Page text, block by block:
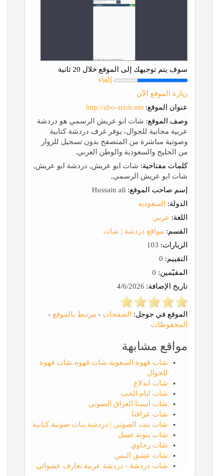
سوف يتم توجيهك إلى الموقع خلال 20 ثانية
إلغاء
زيارة الموقع الآن
عنوان الموقع: http://abo-arish.net
وصف الموقع: شات ابو عريش الرسمي هو دردشة
عربية مجانية للجوال، يوفر غرف دردشة كتابية
وصوتية مباشرة من المتصفح بدون تسجيل للزوار
من الخليج والسعودية والوطن العربي.
كلمات مفتاحية: شات ابو عريش, دردشة ابو عريش,
شات ابو عريش الرسمي,
إسم صاحب الموقع:
الدولة:
السعودية
اللغة: عربي
القسم: مواقع دردشة | شات
الزيارات:
التقييم:
المقيّمين:
تاريخ الإضافة:
الموقع في جوجل: الصفحات - مرتبط بالموقع -
المحفوظات
مواقع مشابهة
شات قهوة السعوية،شات قهوه،شات قهوة
للجوال
شات اندلاع
شات ايام الحب
شات انستا العراق الصوتي
شات عراقنا
شات بنت الصوتي | دردشة بنات صوتية كتابية
شات بنوتة عسل
شات رجاوي
شات عشق اليمن
شات دردشة - دردشة عربية تعارف عشوائي